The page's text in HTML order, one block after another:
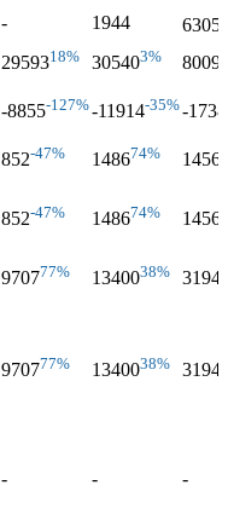
- 1944 6305
2959318% 305403% 8009
-8855-127%-11914-35%-1738
852-47% 148674% 1456
852-47% 148674% 1456
970777% 1340038% 3194
970777% 1340038% 3194
- - -